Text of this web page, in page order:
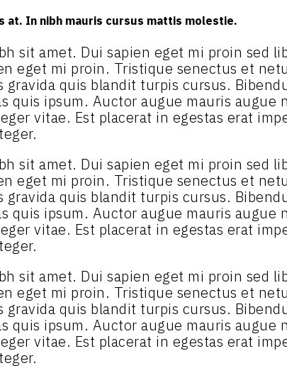
at. In nibh mauris cursus mattis molestie.
sit amet. Dui sapien eget mi proin sed
eget mi proin. Tristique senectus et
quis blandit turpis cursus.
quis ipsum. Auctor augue mauris augue
vitae. Est placerat in egestas erat
sit amet. Dui sapien eget mi proin sed
eget mi proin. Tristique senectus et
quis blandit turpis cursus.
quis ipsum. Auctor augue mauris augue
vitae. Est placerat in egestas erat
sit amet. Dui sapien eget mi proin sed
eget mi proin. Tristique senectus et
quis blandit turpis cursus.
quis ipsum. Auctor augue mauris augue
vitae. Est placerat in egestas erat